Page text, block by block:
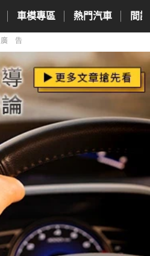
車模專區 熱門汽車 間
廣告